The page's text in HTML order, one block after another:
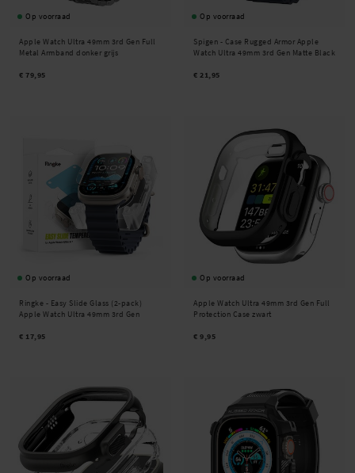
Op voorraad
Apple Watch Ultra 49mm 3rd Gen Full
Metal Armband donker grijs
€ 79,95
Op voorraad
Spigen - Case Rugged Armor Apple
Watch Ultra 49mm 3rd Gen Matte Black
€ 21,95
Op voorraad
Ringke - Easy Slide Glass (2-pack)
Apple Watch Ultra 49mm 3rd Gen
€ 17,95
Op voorraad
Apple Watch Ultra 49mm 3rd Gen Full
Protection Case zwart
€ 9,95